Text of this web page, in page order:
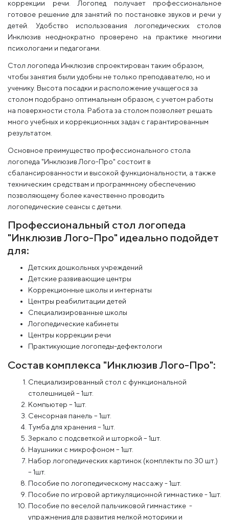
коррекции речи. Логопед получает профессиональное
готовое решение для занятий по постановке звуков и речи у
детей. Удобство использования логопедических столов
Инклюзив неоднократно проверено на практике многими
психологами и педагогами.
Стол логопеда Инклюзив спроектирован таким образом,
чтобы занятия были удобны не только преподавателю, но и
ученику. Высота посадки и расположение учащегося за
столом подобрано оптимальным образом, с учетом работы
на поверхности стола. Работа за столом позволяет решать
много учебных и коррекционных задач с гарантированным
результатом.
Основное преимущество профессионального стола
логопеда "Инклюзив Лого-Про" состоит в
сбалансированности и высокой функциональности, а также
техническим средствам и программному обеспечению
позволяющему более качественно проводить
логопедические сеансы с детьми.
Профессиональный стол логопеда
"Инклюзив Лого-Про" идеально подойдет
для:
Детских дошкольных учреждений
Детские развивающие центры
Коррекционные школы и интернаты
Центры реабилитации детей
Специализированные школы
Логопедические кабинеты
Центры коррекции речи
Практикующие логопеды-дефектологи
Состав комплекса "Инклюзив Лого-Про":
Специализированный стол с функциональной
столешницей – 1шт.
Компьютер – 1шт.
Сенсорная панель – 1шт.
Тумба для хранения – 1шт.
Зеркало с подсветкой и шторкой – 1шт.
Наушники с микрофоном – 1шт.
Набор логопедических картинок (комплекты по 30 шт.)
– 1шт.
Пособие по логопедическому массажу - 1шт.
Пособие по игровой артикуляционной гимнастике - 1шт.
Пособие по веселой пальчиковой гимнастике -
упражнения для развития мелкой моторики и